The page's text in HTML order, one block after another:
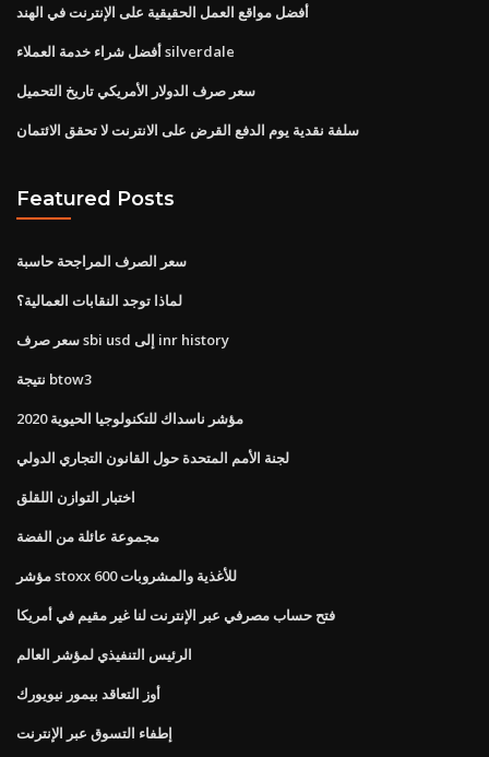
أفضل مواقع العمل الحقيقية على الإنترنت في الهند
أفضل شراء خدمة العملاء silverdale
سعر صرف الدولار الأمريكي تاريخ التحميل
سلفة نقدية يوم الدفع القرض على الانترنت لا تحقق الائتمان
Featured Posts
سعر الصرف المراجحة حاسبة
لماذا توجد النقابات العمالية؟
سعر صرف sbi usd إلى inr history
نتيجة btow3
مؤشر ناسداك للتكنولوجيا الحيوية 2020
لجنة الأمم المتحدة حول القانون التجاري الدولي
اختبار التوازن اللقلق
مجموعة عائلة من الفضة
مؤشر stoxx 600 للأغذية والمشروبات
فتح حساب مصرفي عبر الإنترنت لنا غير مقيم في أمريكا
الرئيس التنفيذي لمؤشر العالم
أوز التعاقد بيمور نيويورك
إطفاء التسوق عبر الإنترنت